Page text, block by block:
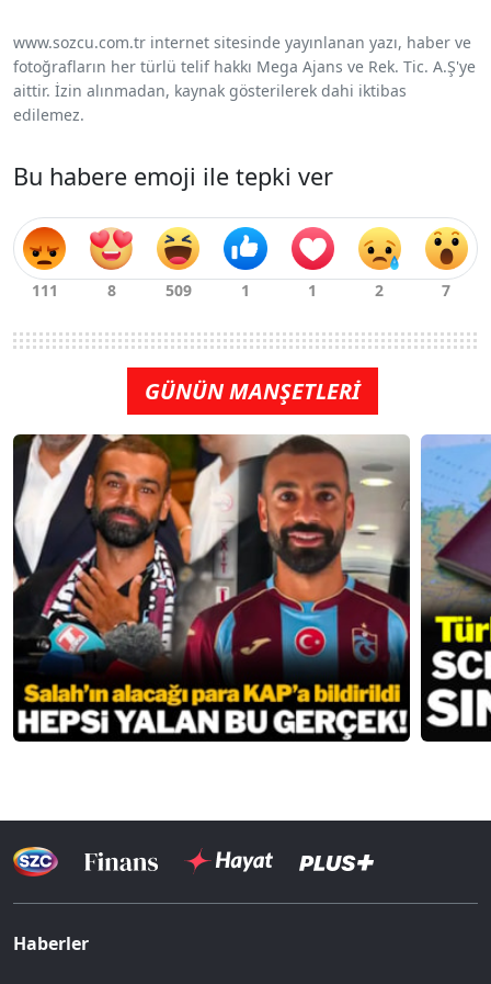
www.sozcu.com.tr internet sitesinde yayınlanan yazı, haber ve
fotoğrafların her türlü telif hakkı Mega Ajans ve Rek. Tic. A.Ş'ye
aittir. İzin alınmadan, kaynak gösterilerek dahi iktibas
edilemez.
Bu habere emoji ile tepki ver
GÜNÜN MANŞETLERİ
Haberler